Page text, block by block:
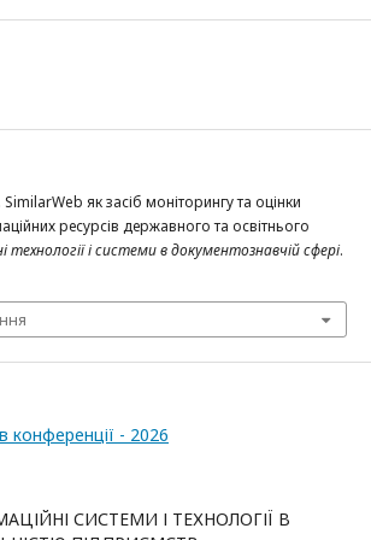
як засіб моніторингу та оцінки
ресурсів державного та освітнього
технології і системи в документознавчій сфері.
конференції - 2026
СИСТЕМИ І ТЕХНОЛОГІЇ В